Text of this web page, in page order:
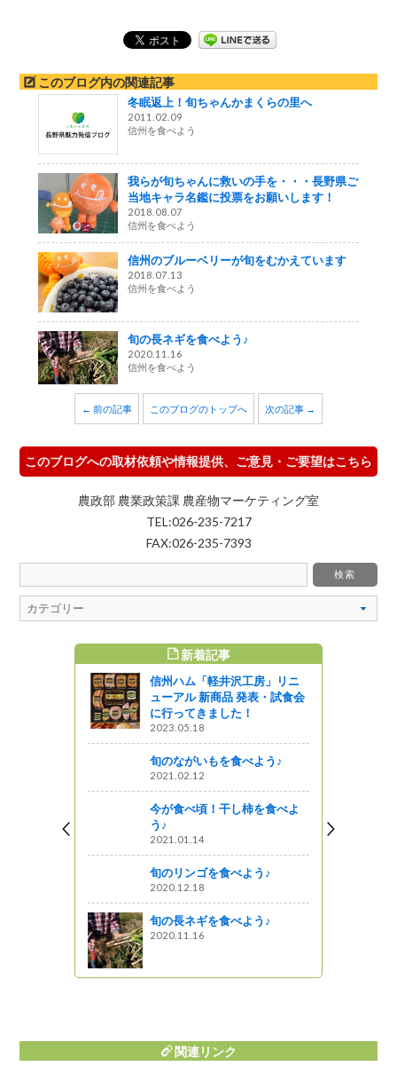
このブログ内の関連記事
冬眠返上！旬ちゃんかまくらの里へ
2011.02.09
信州を食べよう
我らが旬ちゃんに救いの手を・・・長野県ご
当地キャラ名鑑に投票をお願いします！
2018.08.07
信州を食べよう
信州のブルーベリーが旬をむかえています
2018.07.13
信州を食べよう
旬の長ネギを食べよう♪
2020.11.16
信州を食べよう
← 前の記事 このブログのトップへ 次の記事 →
このブログへの取材依頼や情報提供、ご意見・ご要望はこちら
農政部 農業政策課 農産物マーケティング室
TEL:026-235-7217
FAX:026-235-7393
新着記事
信州ハム「軽井沢工房」リニ
ューアル 新商品 発表・試食会
に行ってきました！
2023.05.18
旬のながいもを食べよう♪
2021.02.12
今が食べ頃！干し柿を食べよ
う♪
2021.01.14
旬のリンゴを食べよう♪
2020.12.18
旬の長ネギを食べよう♪
2020.11.16
関連リンク